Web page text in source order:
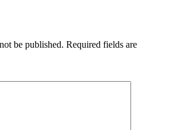
be published. Required fields are